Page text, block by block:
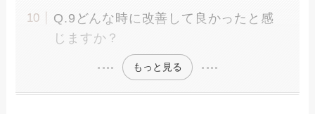
Q.9どんな時に改善して良かったと感
じますか？
もっと見る